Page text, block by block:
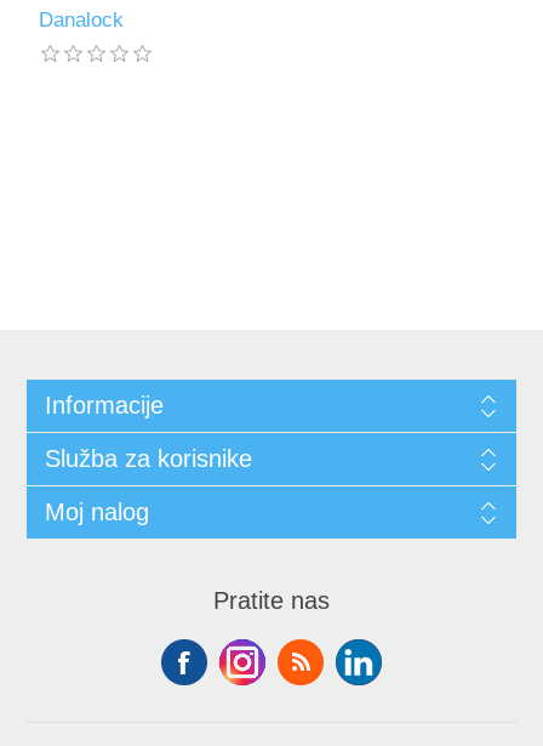
Danalock
Informacije
Služba za korisnike
Moj nalog
Pratite nas